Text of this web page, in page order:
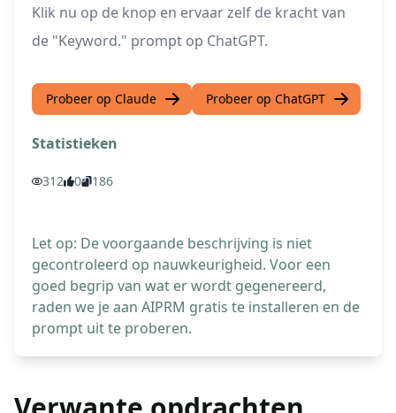
Klik nu op de knop en ervaar zelf de kracht van
de "Keyword." prompt op ChatGPT.
Probeer op Claude Probeer op ChatGPT
Statistieken
312 0 186
Let op: De voorgaande beschrijving is niet
gecontroleerd op nauwkeurigheid. Voor een
goed begrip van wat er wordt gegenereerd,
raden we je aan AIPRM gratis te installeren en de
prompt uit te proberen.